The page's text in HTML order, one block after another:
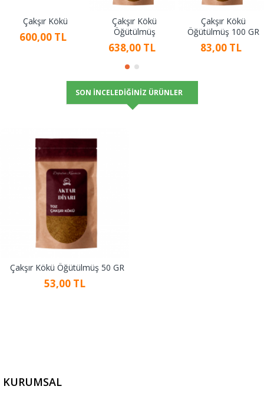
Çakşır Kökü
600,00 TL
Çakşır Kökü
Öğütülmüş
638,00 TL
Çakşır Kökü
Öğütülmüş 100 GR
83,00 TL
SON İNCELEDIĞINIZ ÜRÜNLER
Çakşır Kökü Öğütülmüş 50 GR
53,00 TL
KURUMSAL